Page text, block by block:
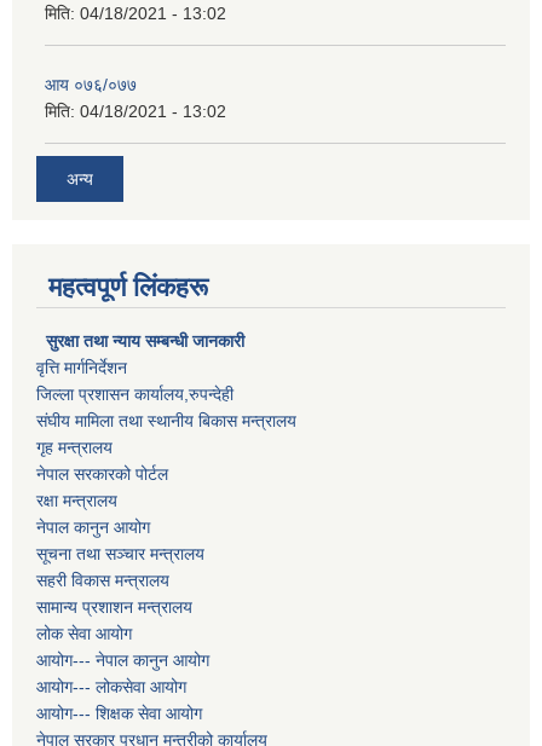
मिति: 04/18/2021 - 13:02
आय ०७६/०७७
मिति: 04/18/2021 - 13:02
अन्य
महत्वपूर्ण लिंकहरू
सुरक्षा तथा न्याय सम्बन्धी जानकारी
वृत्ति मार्गनिर्देशन
जिल्ला प्रशासन कार्यालय,रुपन्देही
संघीय मामिला तथा स्थानीय बिकास मन्त्रालय
गृह मन्त्रालय
नेपाल सरकारको पोर्टल
रक्षा मन्त्रालय
नेपाल कानुन आयोग
सूचना तथा सञ्चार मन्त्रालय
सहरी विकास मन्त्रालय
सामान्य प्रशाशन मन्त्रालय
लोक सेवा आयोग
आयोग--- नेपाल कानुन आयोग
आयोग--- लोकसेवा आयोग
आयोग--- शिक्षक सेवा आयोग
नेपाल सरकार प्रधान मन्त्रीको कार्यालय